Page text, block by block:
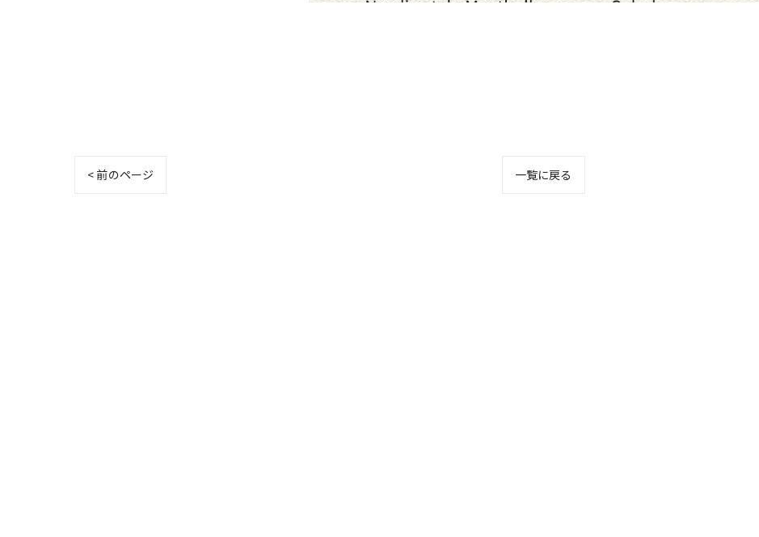
< 前のページ 一覧に戻る